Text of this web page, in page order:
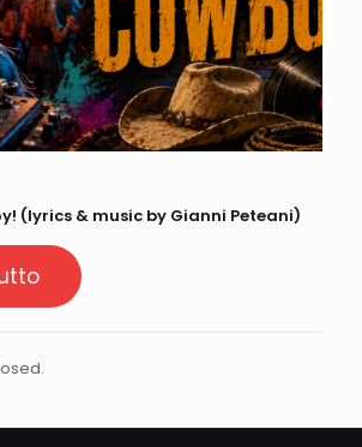
(lyrics & music by Gianni Peteani)